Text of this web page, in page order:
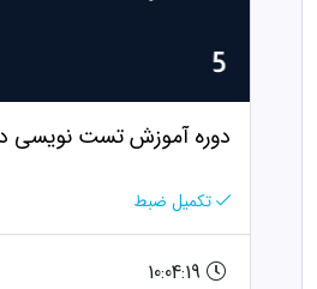
دوره‌ آموزش تست نویسی
تکمیل ضبط